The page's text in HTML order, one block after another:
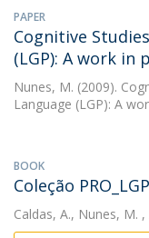
PAPER
Cognitive
(LGP): A work in
Nunes, M. (2009).
Language (LGP): A
BOOK
Coleção PRO_LGP
Caldas, A., Nunes, M. ,